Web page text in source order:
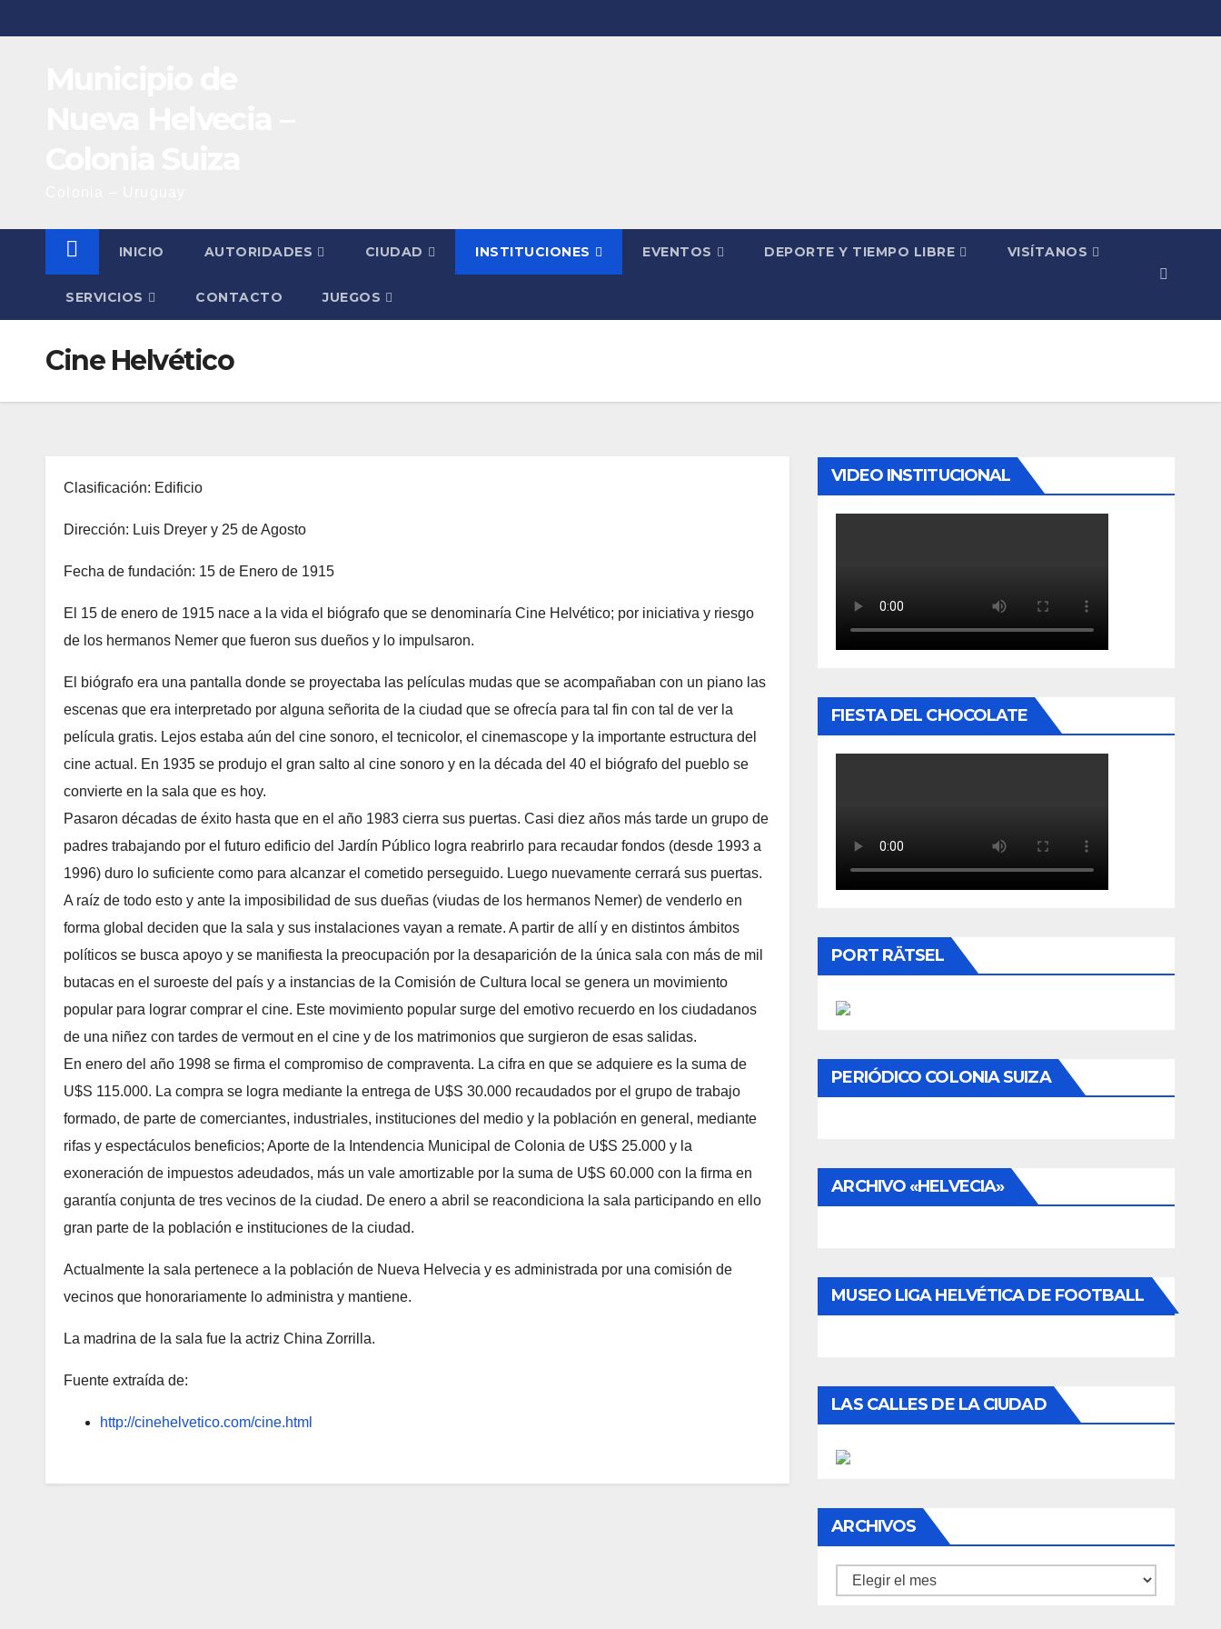
al
INICIO AUTORIDADES CIUDAD INSTITUCIONES EVENTOS DEPORTE Y TIEMPO LIBRE VISÍTANOS
SERVICIOS CONTACTO JUEGOS
Cine Helvético
Clasificación: Edificio
Dirección: Luis Dreyer y 25 de Agosto
Fecha de fundación: 15 de Enero de 1915
El 15 de enero de 1915 nace a la vida el biógrafo que se denominaría Cine Helvético; por iniciativa y riesgo
de los hermanos Nemer que fueron sus dueños y lo impulsaron.
El biógrafo era una pantalla donde se proyectaba las películas mudas que se acompañaban con un piano las
escenas que era interpretado por alguna señorita de la ciudad que se ofrecía para tal fin con tal de ver la
película gratis. Lejos estaba aún del cine sonoro, el tecnicolor, el cinemascope y la importante estructura del
cine actual. En 1935 se produjo el gran salto al cine sonoro y en la década del 40 el biógrafo del pueblo se
convierte en la sala que es hoy.
Pasaron décadas de éxito hasta que en el año 1983 cierra sus puertas. Casi diez años más tarde un grupo de
padres trabajando por el futuro edificio del Jardín Público logra reabrirlo para recaudar fondos (desde 1993 a
1996) duro lo suficiente como para alcanzar el cometido perseguido. Luego nuevamente cerrará sus puertas.
A raíz de todo esto y ante la imposibilidad de sus dueñas (viudas de los hermanos Nemer) de venderlo en
forma global deciden que la sala y sus instalaciones vayan a remate. A partir de allí y en distintos ámbitos
políticos se busca apoyo y se manifiesta la preocupación por la desaparición de la única sala con más de mil
butacas en el suroeste del país y a instancias de la Comisión de Cultura local se genera un movimiento
popular para lograr comprar el cine. Este movimiento popular surge del emotivo recuerdo en los ciudadanos
de una niñez con tardes de vermout en el cine y de los matrimonios que surgieron de esas salidas.
En enero del año 1998 se firma el compromiso de compraventa. La cifra en que se adquiere es la suma de
U$S 115.000. La compra se logra mediante la entrega de U$S 30.000 recaudados por el grupo de trabajo
formado, de parte de comerciantes, industriales, instituciones del medio y la población en general, mediante
rifas y espectáculos beneficios; Aporte de la Intendencia Municipal de Colonia de U$S 25.000 y la
exoneración de impuestos adeudados, más un vale amortizable por la suma de U$S 60.000 con la firma en
garantía conjunta de tres vecinos de la ciudad. De enero a abril se reacondiciona la sala participando en ello
gran parte de la población e instituciones de la ciudad.
Actualmente la sala pertenece a la población de Nueva Helvecia y es administrada por una comisión de
vecinos que honorariamente lo administra y mantiene.
La madrina de la sala fue la actriz China Zorrilla.
Fuente extraída de:
http://cinehelvetico.com/cine.html
VIDEO INSTITUCIONAL
FIESTA DEL CHOCOLATE
PORT RÄTSEL
PERIÓDICO COLONIA SUIZA
ARCHIVO «HELVECIA»
MUSEO LIGA HELVÉTICA DE FOOTBALL
LAS CALLES DE LA CIUDAD
ARCHIVOS
Archivos